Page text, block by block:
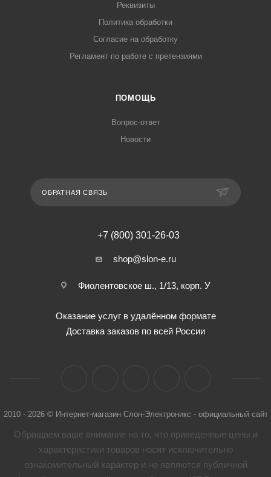
Реквизиты
Политика обработки
Согласие на обработку
Регламент по работе с претензиями
ПОМОЩЬ
Вопрос-ответ
Новости
ОБРАТНАЯ СВЯЗЬ
+7 (800) 301-26-03
shop@slon-e.ru
Фиолентовское ш., 1/13, корп. У
Оказание услуг в удалённом формате
Доставка заказов по всей России
2010 - 2026 © Интернет-магазин Слон-Электроникс - официальный сайт
Обращаем ваше внимание на то, что приведенные цены и
характеристики товaров носят исключительно
ознакомительный характер и не являются публичной